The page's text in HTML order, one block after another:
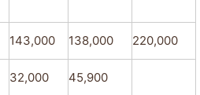
143,000 138,000
220,000
32,000
45,900